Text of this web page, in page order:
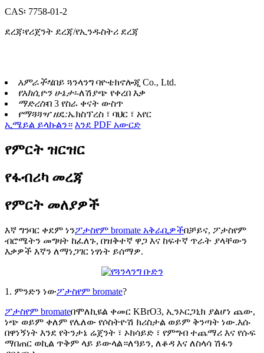
CAS፡ 7758-01-2
ደረጃ፡የሪጀንት ደረጃ/የኢንዱስትሪ ደረጃ
አምራች፡ሄበይ ጓንላንግ ባዮቴክኖሎጂ Co., Ltd.
የአክሲዮን ሁኔታ፡-ለሽያጭ የቀረበ እቃ
ማድረስ፡በ 3 የስራ ቀናት ውስጥ
የማጓጓዣ ዘዴ:ኤክስፕረስ ፣ ባህር ፣ አየር
ኢሜይል ይላኩልን። እንደ PDF አውርድ
የምርት ዝርዝር
የፋብሪካ መረጃ
የምርት መለያዎች
እኛ ግንባር ቀደም ነንፖታስየም bromate አቅራቢዎችበቻይና, ፖታስየም
ብሮሜትን መግዛት ከፈለጉ, በዝቅተኛ ዋጋ እና ከፍተኛ ጥራት ያላቸውን
እቃዎች እኛን ለማነጋገር ነፃነት ይሰማዎ.
1. ምንድን ነውፖታስየም bromate?
ፖታስየም bromateበሞለኪዩል ቀመር KBrO3, ኢንኦርጋኒክ ያልሆነ ጨው,
ነጭ ወይም ቀለም የሌለው የሶስትዮሽ ክሪስታል ወይም ቅንጣት ነው.እሱ
በዋነኝነት እንደ የትንታኔ ሬጀንት ፣ ኦክሳይድ ፣ የምግብ ተጨማሪ እና የሱፍ
ማበጠር ወኪል ጥቅም ላይ ይውላል።ለዓይን, ለቆዳ እና ለስላሳ ሽፋን